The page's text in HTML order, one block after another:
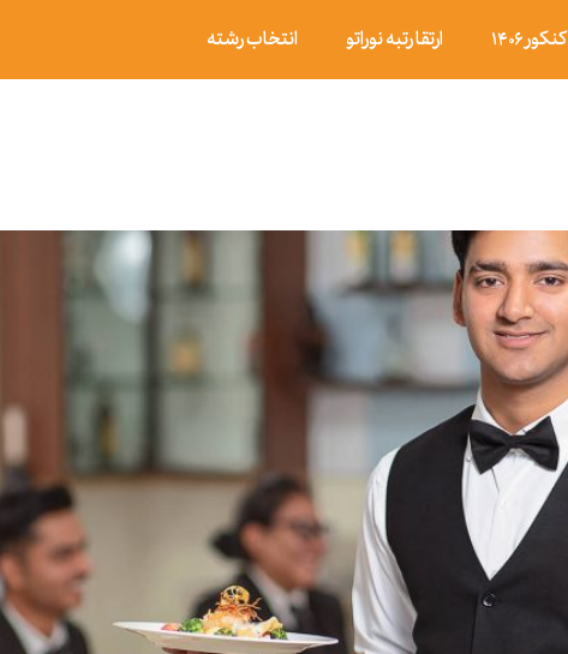
۱۴۰۶ ارتقا رتبه نوراتو انتخاب رشته